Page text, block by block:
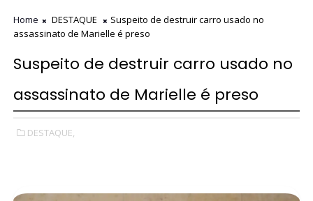
Home DESTAQUE
Suspeito de destruir carro usado no
assassinato de Marielle é preso
Suspeito de destruir carro usado no
assassinato de Marielle é preso
DESTAQUE,